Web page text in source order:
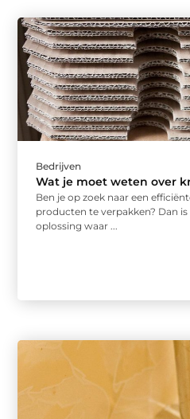
Bedrijven
Wat je moet weten over
Ben je op zoek naar een
producten te verpakken? Dan
oplossing waar ...